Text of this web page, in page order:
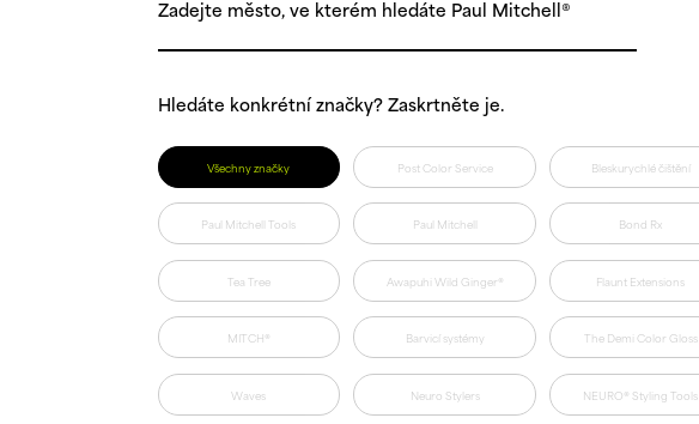
Zadejte město, ve kterém hledáte Paul Mitchell®
Hledáte konkrétní značky? Zaskrtněte je.
Všechny značky Post Color Service Bleskurychlé čištění
Paul Mitchell Tools Paul Mitchell Bond Rx
Tea Tree Awapuhi Wild Ginger® Flaunt Extensions
MITCH® Barvicí systémy The Demi Color Gloss
Waves Neuro Stylers NEURO® Styling Tools